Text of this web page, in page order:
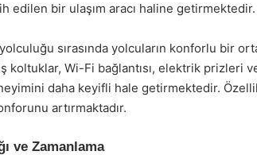
edilen bir ulaşım aracı haline getirmektedir.
sırasında yolcuların konforlu bir
koltuklar, Wi-Fi bağlantısı, elektrik prizleri
daha keyifli hale getirmektedir.
artırmaktadır.
ve Zamanlama